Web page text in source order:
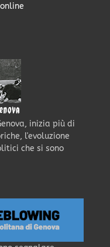
inizia più di
l'evoluzione
che si sono